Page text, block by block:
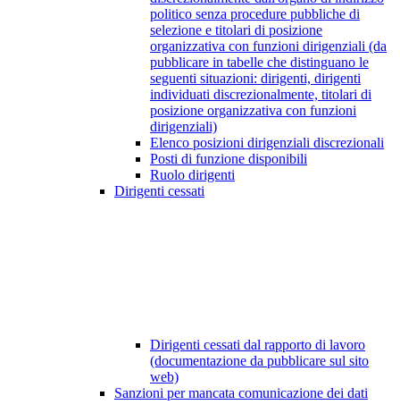
politico senza procedure pubbliche di
selezione e titolari di posizione
organizzativa con funzioni dirigenziali (da
pubblicare in tabelle che distinguano le
seguenti situazioni: dirigenti, dirigenti
individuati discrezionalmente, titolari di
posizione organizzativa con funzioni
dirigenziali)
Elenco posizioni dirigenziali discrezionali
Posti di funzione disponibili
Ruolo dirigenti
Dirigenti cessati
Dirigenti cessati dal rapporto di lavoro
(documentazione da pubblicare sul sito
web)
Sanzioni per mancata comunicazione dei dati